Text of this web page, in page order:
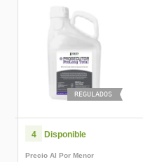
REGULADOS
4 Disponible
Precio Al Por Menor